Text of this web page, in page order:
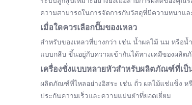
ความสามารถในการจัดการกับวัสดุที่มีความหนา
เมื่อใดควรเลือกปั๊มของเหลว
สำหรับของเหลวที่บางกว่า เช่น น้ำผลไม้ นม หรือ
แบบกลีบ ขึ้นอยู่กับความเข้ากันได้ทางเคมีของผลิต
เครื่องชั่งแบบหลายหัวสำหรับผลิตภัณฑ์ที่เป็
ผลิตภัณฑ์ที่ไหลอย่างอิสระ เช่น ถั่ว ผลไม้แช่แข็ง
ประกันความเร็วและความแม่นยำที่ยอดเยี่ยม